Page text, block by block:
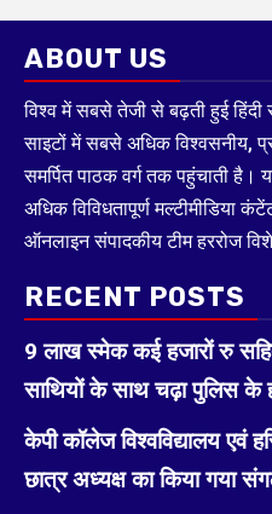
ABOUT US
विश्व में सबसे तेजी से बढ़ती हुई हिंदी
साइटों में सबसे अधिक विश्वसनीय,
समर्पित पाठक वर्ग तक पहुंचाती है।
अधिक विविधतापूर्ण मल्टीमीडिया
ऑनलाइन संपादकीय टीम हररोज
RECENT POSTS
9 लाख स्मेक कई हजारों रु
साथियों के साथ चढ़ा पुलिस के
केपी कॉलेज विश्वविद्यालय एवं
छात्र अध्यक्ष का किया गया